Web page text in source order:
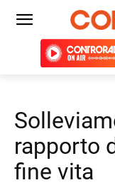
rapporto
fine vita